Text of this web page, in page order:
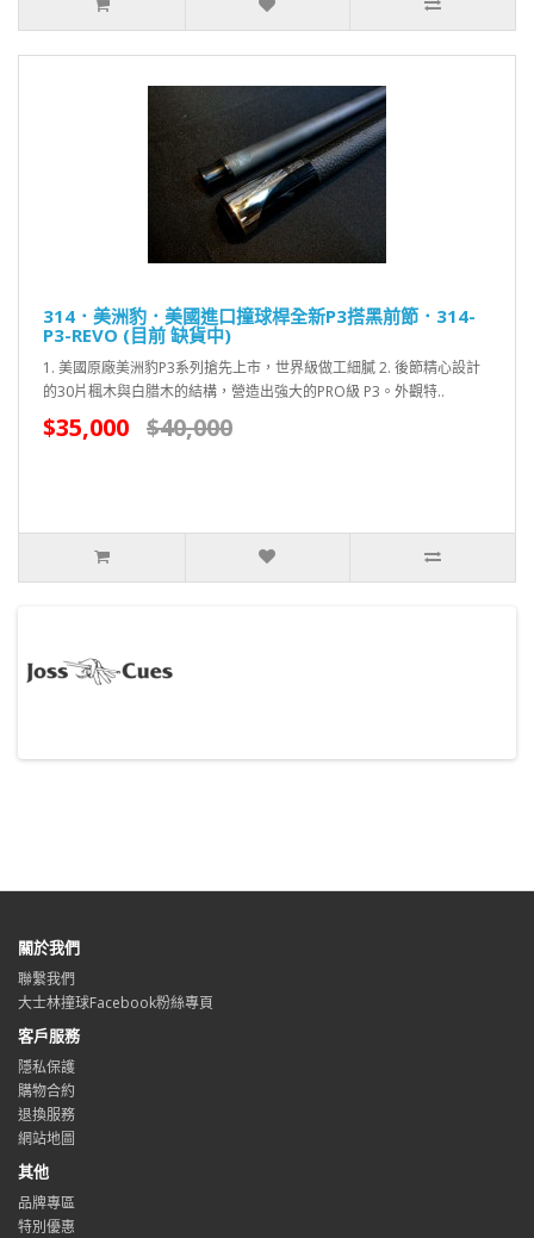
314．美洲豹．美國進口撞球桿全新P3搭黑前節．314-
P3-REVO (目前 缺貨中)
1. 美國原廠美洲豹P3系列搶先上市，世界級做工細膩 2. 後節精心設計
的30片楓木與白腊木的結構，營造出強大的PRO級 P3。外觀特..
$35,000 $40,000
關於我們
聯繫我們
大士林撞球Facebook粉絲專頁
客戶服務
隱私保護
購物合約
退換服務
網站地圖
其他
品牌專區
特別優惠